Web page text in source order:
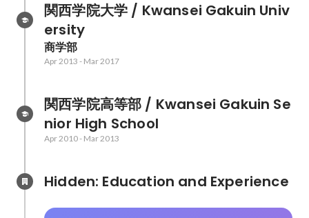
関西学院大学 / Kwansei Gakuin Univ
ersity
商学部
Apr 2013 - Mar 2017
関西学院高等部 / Kwansei Gakuin Se
nior High School
Apr 2010- Mar 2013